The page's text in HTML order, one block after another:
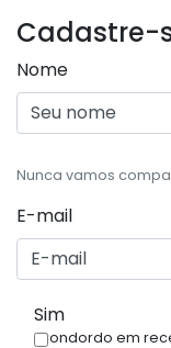
Cadastre-
Nome
Nunca vamos
E-mail
Sim
Condordo em